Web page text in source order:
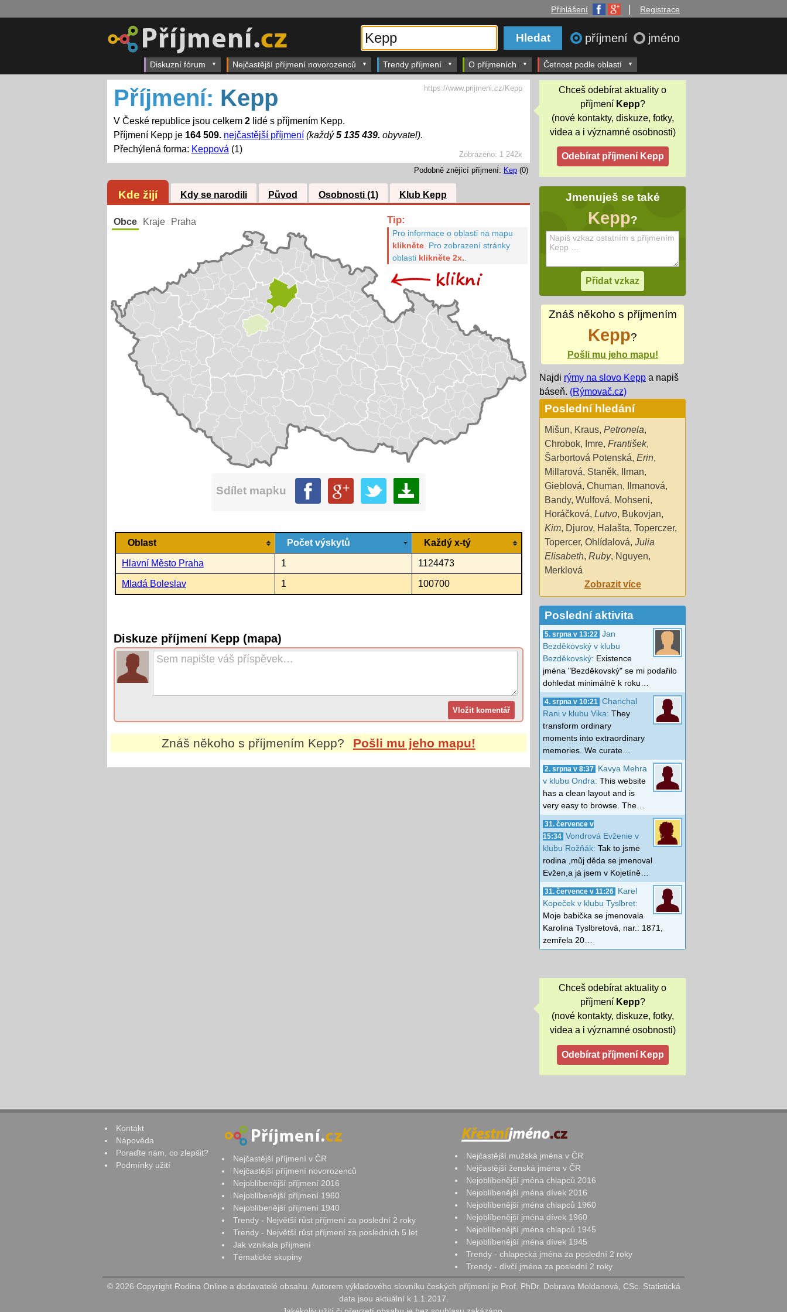
Přihlášení Registrace
příjmení jméno
Diskuzní fórum Nejčastější příjmení novorozenců Trendy příjmení O příjmeních Četnost podle oblastí
Zobrazeno: 1 242x
Příjmení: Kepp
V České republice jsou celkem 2lidé s příjmením Kepp.
Příjmení Kepp je 164 509. nejčastější příjmení (každý5 135 439. obyvatel).
Přechýlená forma: Keppová (1)
https://www.prijmeni.cz/Kepp
Podobně znějící příjmení: Kep (0)
Kde žijí Kdy se narodili Původ Osobnosti (1) Klub Kepp
Obce Kraje Praha Tip:
Pro informace o oblasti na mapu
klikněte. Pro zobrazení stránky
oblasti klikněte 2x.
Sdílet mapku
Oblast Počet výskytů Každý x-tý
Hlavní Město Praha 1 1124473
Mladá Boleslav 1 100700
Diskuze příjmení Kepp (mapa)
Znáš někoho s příjmením Kepp? Pošli mu jeho mapu!
Chceš odebírat aktuality o
příjmení Kepp?
(nové kontakty, diskuze, fotky,
videa a i významné osobnosti)
Jmenuješ se také
Kepp?
Znáš někoho s příjmením
Kepp?
Pošli mu jeho mapu!
Najdi rýmy na slovo Kepp a napiš
báseň. (Rýmovač.cz)
Poslední hledání
Mišun, Kraus, Petronela,
Chrobok, Imre, František,
Šarbortová Potenská, Erin,
Millarová, Staněk, Ilman,
Gieblová, Chuman, Ilmanová,
Bandy, Wulfová, Mohseni,
Horáčková, Lutvo, Bukovjan,
Kim, Djurov, Halašta, Toperczer,
Topercer, Ohlídalová, Julia
Elisabeth, Ruby, Nguyen,
Merklová
Zobrazit více
Poslední aktivita
5. srpna v 13:22
Jan
Bezděkovský v klubu
Bezděkovský: Existence
jména "Bezděkovský" se mi podařilo
dohledat minimálně k roku…
4. srpna v 10:21
Chanchal
Rani v klubu Vika: They
transform ordinary
moments into extraordinary
memories. We curate…
2. srpna v 8:37
Kavya Mehra
v klubu Ondra: This website
has a clean layout and is
very easy to browse. The…
31. července v
15:34 Vondrová Evženie v
klubu Rožňák: Tak to jsme
rodina ,můj děda se jmenoval
Evžen,a já jsem v Kojetíně…
31. července v 11:26
Karel
Kopeček v klubu Tyslbret:
Moje babička se jmenovala
Karolina Tyslbretová, nar.: 1871,
zemřela 20…
Chceš odebírat aktuality o
příjmení Kepp?
(nové kontakty, diskuze, fotky,
videa a i významné osobnosti)
Kontakt
Nápověda
Poraďte nám, co zlepšit?
Podmínky užití
Nejčastější příjmení v ČR
Nejčastější příjmení novorozenců
Nejoblíbenější příjmení 2016
Nejoblíbenější příjmení 1960
Nejoblíbenější příjmení 1940
Trendy - Největší růst příjmení za poslední 2 roky
Trendy - Největší růst příjmení za posledních 5 let
Jak vznikala příjmení
Tématické skupiny
Nejčastější mužská jména v ČR
Nejčastější ženská jména v ČR
Nejoblíbenější jména chlapců 2016
Nejoblíbenější jména dívek 2016
Nejoblíbenější jména chlapců 1960
Nejoblíbenější jména dívek 1960
Nejoblíbenější jména chlapců 1945
Nejoblíbenější jména dívek 1945
Trendy - chlapecká jména za poslední 2 roky
Trendy - dívčí jména za poslední 2 roky
© 2026 Copyright Rodina Online a dodavatelé obsahu. Autorem výkladového slovníku českých příjmení je Prof. PhDr. Dobrava Moldanová, CSc. Statistická
data jsou aktuální k 1.1.2017.